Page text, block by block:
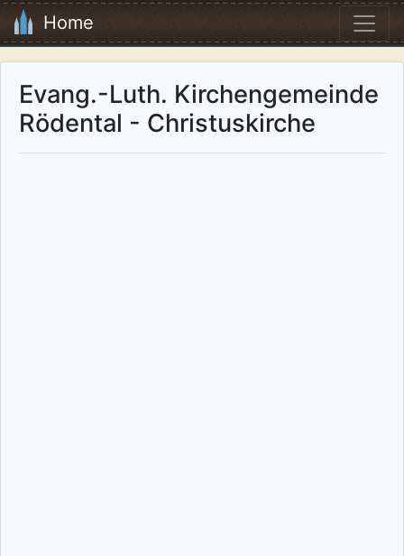
Home
Evang.-Luth. Kirchengemeinde
Rödental - Christuskirche